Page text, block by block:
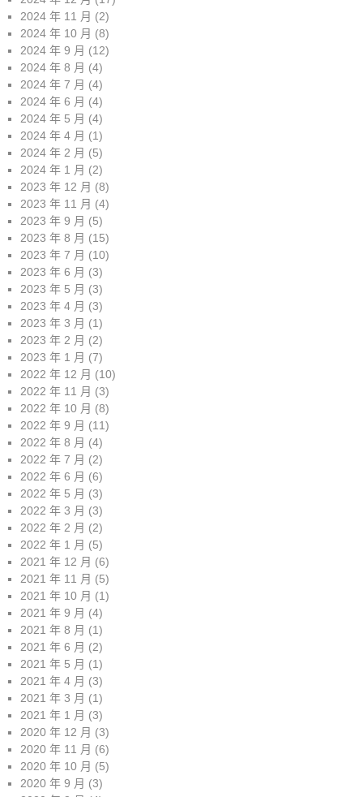
2024 年 11 月 (2)
2024 年 10 月 (8)
2024 年 9 月 (12)
2024 年 8 月 (4)
2024 年 7 月 (4)
2024 年 6 月 (4)
2024 年 5 月 (4)
2024 年 4 月 (1)
2024 年 2 月 (5)
2024 年 1 月 (2)
2023 年 12 月 (8)
2023 年 11 月 (4)
2023 年 9 月 (5)
2023 年 8 月 (15)
2023 年 7 月 (10)
2023 年 6 月 (3)
2023 年 5 月 (3)
2023 年 4 月 (3)
2023 年 3 月 (1)
2023 年 2 月 (2)
2023 年 1 月 (7)
2022 年 12 月 (10)
2022 年 11 月 (3)
2022 年 10 月 (8)
2022 年 9 月 (11)
2022 年 8 月 (4)
2022 年 7 月 (2)
2022 年 6 月 (6)
2022 年 5 月 (3)
2022 年 3 月 (3)
2022 年 2 月 (2)
2022 年 1 月 (5)
2021 年 12 月 (6)
2021 年 11 月 (5)
2021 年 10 月 (1)
2021 年 9 月 (4)
2021 年 8 月 (1)
2021 年 6 月 (2)
2021 年 5 月 (1)
2021 年 4 月 (3)
2021 年 3 月 (1)
2021 年 1 月 (3)
2020 年 12 月 (3)
2020 年 11 月 (6)
2020 年 10 月 (5)
2020 年 9 月 (3)